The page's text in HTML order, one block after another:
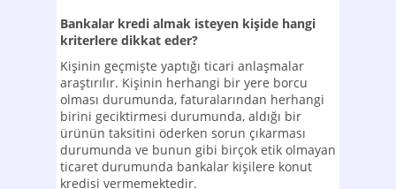
Bankalar kredi almak isteyen kişide hangi
kriterlere dikkat eder?
Kişinin geçmişte yaptığı ticari anlaşmalar
araştırılır. Kişinin herhangi bir yere borcu
olması durumunda, faturalarından herhangi
birini geciktirmesi durumunda, aldığı bir
ürünün taksitini öderken sorun çıkarması
durumunda ve bunun gibi birçok etik olmayan
ticaret durumunda bankalar kişilere konut
kredisi vermemektedir.